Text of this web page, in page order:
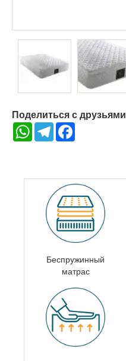
Поделиться с друзьями
WhatsAppTelegram
Беспружинный
матрас